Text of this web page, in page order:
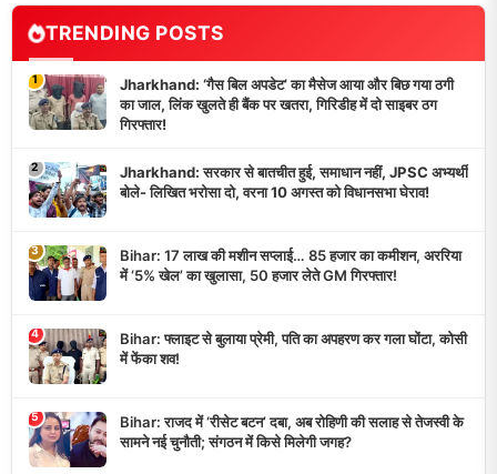
TRENDING POSTS
1
Jharkhand: ‘गैस बिल अपडेट’ का मैसेज आया और बिछ गया ठगी
का जाल, लिंक खुलते ही बैंक पर खतरा, गिरिडीह में दो साइबर ठग
गिरफ्तार!
2
Jharkhand: सरकार से बातचीत हुई, समाधान नहीं, JPSC अभ्यर्थी
बोले- लिखित भरोसा दो, वरना 10 अगस्त को विधानसभा घेराव!
3
Bihar: 17 लाख की मशीन सप्लाई… 85 हजार का कमीशन, अररिया
में ‘5% खेल’ का खुलासा, 50 हजार लेते GM गिरफ्तार!
4
Bihar: फ्लाइट से बुलाया प्रेमी, पति का अपहरण कर गला घोंटा, कोसी
में फेंका शव!
5
Bihar: राजद में ‘रीसेट बटन’ दबा, अब रोहिणी की सलाह से तेजस्वी के
सामने नई चुनौती; संगठन में किसे मिलेगी जगह?